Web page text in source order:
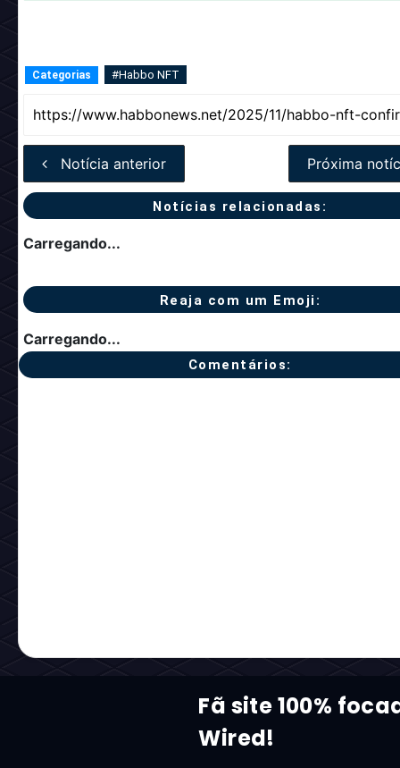
Categorias #Habbo NFT
Notícia anterior Próxima
Notícias relacionadas:
Carregando...
Reaja com um Emoji:
Carregando...
Comentários:
Fã site 100%
Wired!